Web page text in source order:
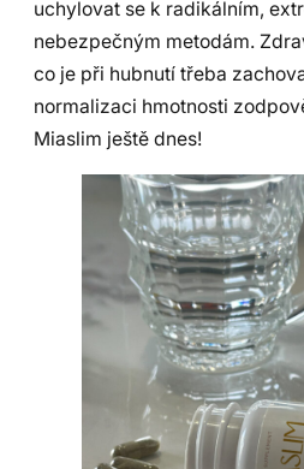
uchylovat se k radikálním,
nebezpečným metodám.
co je při hubnutí třeba
normalizaci hmotnosti
Miaslim ještě dnes!